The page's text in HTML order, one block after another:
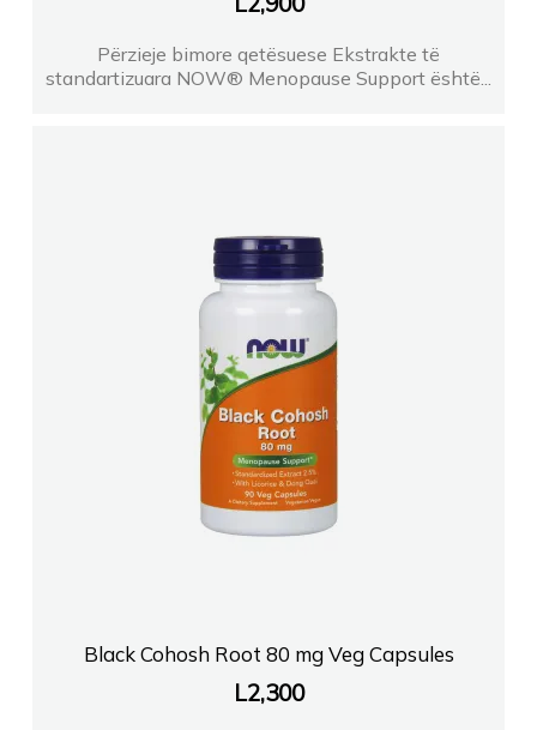
Përzieje bimore qetësuese Ekstrakte të
standartizuara NOW® Menopause Support është...
Black Cohosh Root 80 mg Veg Capsules
L2,300